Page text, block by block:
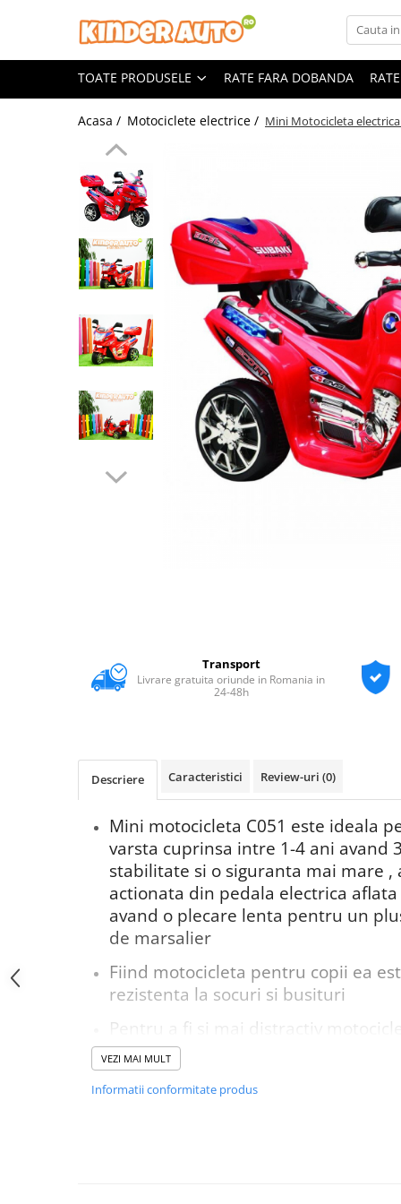
Toate Produsele
Produse in stoc
Masinute electrice
Motociclete electrice
Vehicule electrice adulti
Vehicule speciale copii
Motociclete Drift-Trike
Masinute electrice Mercedes
Masinute electrice tip SUV
Jucarii RC cu telecomanda
TOATE PRODUSELE RATE FARA DOBANDA
Acasa / Motociclete electrice / Mini Motocicleta electrica
Transport
Livrare gratuita oriunde in Romania in
24-48h
Descriere Caracteristici Review-uri (0)
Mini motocicleta C051 este ideala
varsta cuprinsa intre 1-4 ani avand
stabilitate si o siguranta mai mare ,
actionata din pedala electrica
avand o plecare lenta pentru un
de marsalier
Fiind motocicleta pentru copii ea
rezistenta la socuri si busituri
Pentru a fi si mai distractiv
efecte sonore
Motocicleta nu este doar pentru
concentrarea pentru a evita
gandirea prin capacitatea de a
VEZI MAI MULT
Informatii conformitate produs